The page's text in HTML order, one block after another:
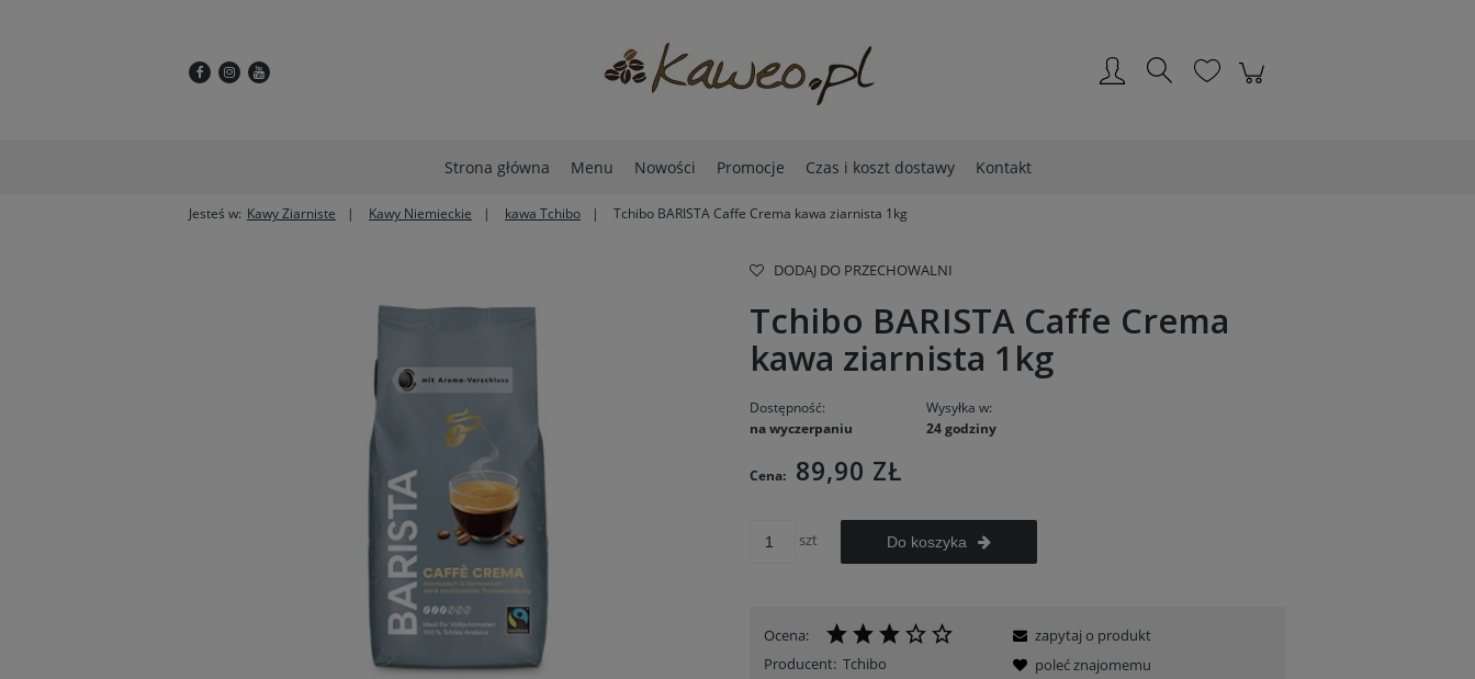
Strona główna Menu Nowości Promocje Czas i koszt dostawy Kontakt
Jesteś w: Kawy Ziarniste Kawy Niemieckie kawa Tchibo Tchibo BARISTA Caffe Crema kawa ziarnista 1kg
DODAJ DO PRZECHOWALNI
Tchibo BARISTA Caffe Crema
kawa ziarnista 1kg
Dostępność:
na wyczerpaniu
Wysyłka w:
24 godziny
Cena: 89,90 ZŁ
szt Do koszyka
Ocena:
Producent: Tchibo
zapytaj o produkt
poleć znajomemu